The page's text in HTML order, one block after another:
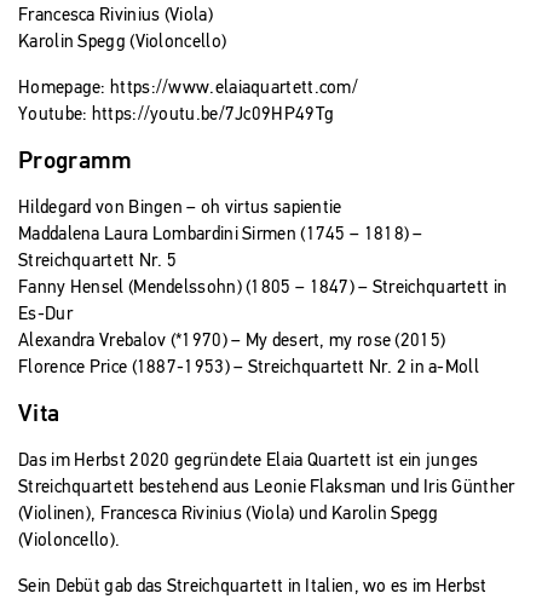
Francesca Rivinius (Viola)
Karolin Spegg (Violoncello)
Homepage: https://www.elaiaquartett.com/
Youtube: https://youtu.be/7Jc09HP49Tg
Programm
Hildegard von Bingen – oh virtus sapientie
Maddalena Laura Lombardini Sirmen (1745 – 1818) –
Streichquartett Nr. 5
Fanny Hensel (Mendelssohn) (1805 – 1847) – Streichquartett in
Es-Dur
Alexandra Vrebalov (*1970) – My desert, my rose (2015)
Florence Price (1887-1953) – Streichquartett Nr. 2 in a-Moll
Vita
Das im Herbst 2020 gegründete Elaia Quartett ist ein junges
Streichquartett bestehend aus Leonie Flaksman und Iris Günther
(Violinen), Francesca Rivinius (Viola) und Karolin Spegg
(Violoncello).
Sein Debüt gab das Streichquartett in Italien, wo es im Herbst